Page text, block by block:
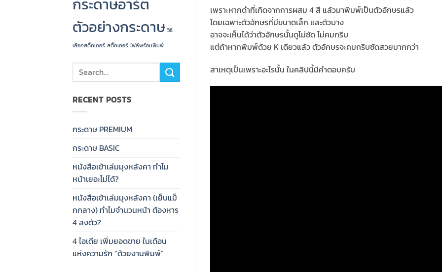
กระดาษอาร์ต
ตัวอย่างกระดาษ วิธี
เลือกสติ๊กเกอร์ สติ๊กเกอร์ ไฟล์พร้อมพิมพ์
RECENT POSTS
กระดาษ PREMIUM
กระดาษ BASIC
หนังสือเข้าเล่มมุงหลังคา ทำไม
หน้าเยอะไม่ได้?
หนังสือเข้าเล่มมุงหลังคา (เย็บแม็
กกลาง) ทำไมจำนวนหน้า ต้องหาร
4 ลงตัว?
4 ไอเดีย เพิ่มยอดขาย ในเดือน
แห่งความรัก “ด้วยงานพิมพ์”
เพราะหากดำที่เกิดจากการผสม 4 สี แล้วมาพิมพ์เป็นตัวอักษรแล้ว
โดยเฉพาะตัวอักษรที่มีขนาดเล็ก และตัวบาง
อาจจะเห็นได้ว่าตัวอักษรนั้นดูไม่ชัด ไม่คมกริบ
แต่ถ้าหากพิมพ์ด้วย K เดียวแล้ว ตัวอักษรจะคมกริบชัดสวยมากกว่า
สาเหตุเป็นเพราะอะไรนั้น ในคลิปนี้มีคำตอบครับ